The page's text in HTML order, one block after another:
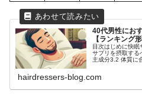
40代男性にお
【ランキング形
目次はじめに快
サプリを摂取する
主成分3.2 体質に
hairdressers-blog.com